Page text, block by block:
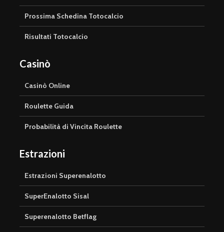
Prossima Schedina Totocalcio
Risultati Totocalcio
Casinò
Casinò Online
Roulette Guida
Probabilità di Vincita Roulette
Estrazioni
Estrazioni Superenalotto
SuperEnalotto Sisal
Superenalotto Betflag